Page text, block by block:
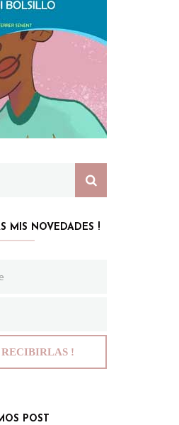
MIS NOVEDADES !
POST